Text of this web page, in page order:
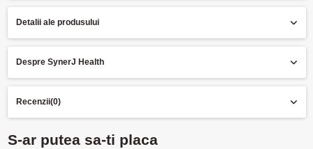
Detalii ale produsului
Despre SynerJ Health
Recenzii(0)
S-ar putea sa-ti placa